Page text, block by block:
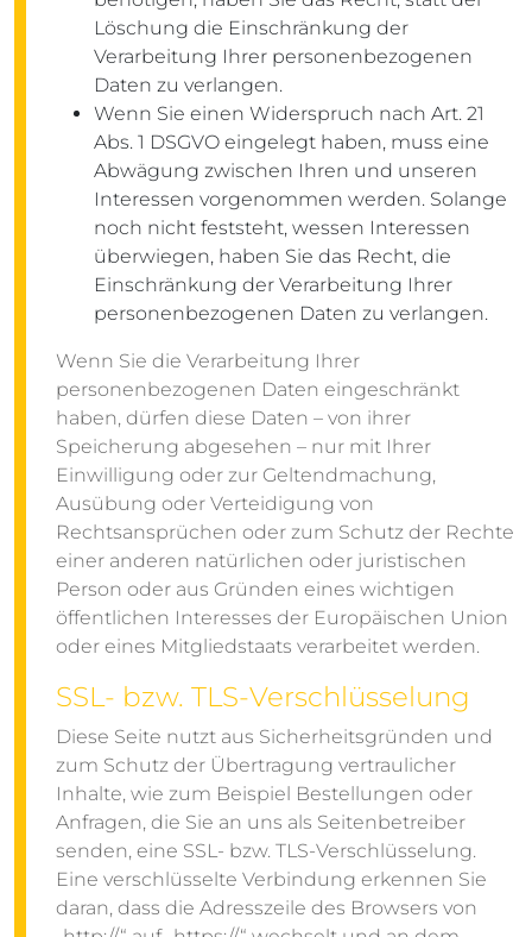
Löschung die Einschränkung der
Verarbeitung Ihrer personenbezogenen
Daten zu verlangen.
Wenn Sie einen Widerspruch nach Art. 21
Abs. 1 DSGVO eingelegt haben, muss eine
Abwägung zwischen Ihren und unseren
Interessen vorgenommen werden. Solange
noch nicht feststeht, wessen Interessen
überwiegen, haben Sie das Recht, die
Einschränkung der Verarbeitung Ihrer
personenbezogenen Daten zu verlangen.
Wenn Sie die Verarbeitung Ihrer
personenbezogenen Daten eingeschränkt
haben, dürfen diese Daten – von ihrer
Speicherung abgesehen – nur mit Ihrer
Einwilligung oder zur Geltendmachung,
Ausübung oder Verteidigung von
Rechtsansprüchen oder zum Schutz der Rechte
einer anderen natürlichen oder juristischen
Person oder aus Gründen eines wichtigen
öffentlichen Interesses der Europäischen Union
oder eines Mitgliedstaats verarbeitet werden.
SSL- bzw. TLS-Verschlüsselung
Diese Seite nutzt aus Sicherheitsgründen und
zum Schutz der Übertragung vertraulicher
Inhalte, wie zum Beispiel Bestellungen oder
Anfragen, die Sie an uns als Seitenbetreiber
senden, eine SSL- bzw. TLS-Verschlüsselung.
Eine verschlüsselte Verbindung erkennen Sie
daran, dass die Adresszeile des Browsers von